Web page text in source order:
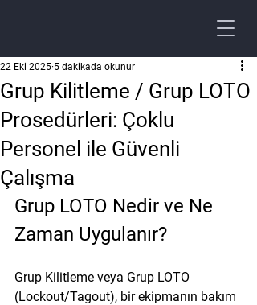
Grup Kilitleme / Grup LOTO
Prosedürleri: Çoklu
Personel ile Güvenli
Çalışma
22 Eki 2025 5 dakikada okunur
Grup LOTO Nedir ve Ne
Zaman Uygulanır?
Grup Kilitleme veya Grup LOTO
(Lockout/Tagout), bir ekipmanın bakım